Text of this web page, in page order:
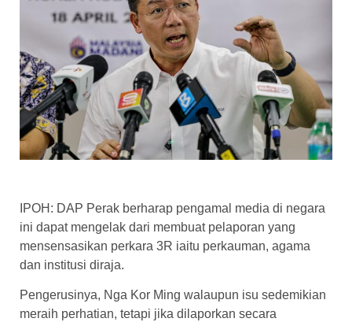
IPOH: DAP Perak berharap pengamal media di negara
ini dapat mengelak dari membuat pelaporan yang
mensensasikan perkara 3R iaitu perkauman, agama
dan institusi diraja.
Pengerusinya, Nga Kor Ming walaupun isu sedemikian
meraih perhatian, tetapi jika dilaporkan secara